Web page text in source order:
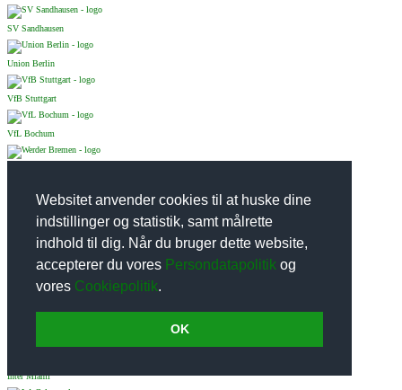
Websitet anvender cookies til at huske dine
indstillinger og statistik, samt målrette
indhold til dig. Når du bruger dette website,
accepterer du vores Persondatapolitik og
vores Cookiepolitik.
OK
SV Sandhausen
Union Berlin
VfB Stuttgart
VfL Bochum
Wolfsburg
Fodboldklubber Ukraine:
Shakhtar Donetsk
Inter Miami